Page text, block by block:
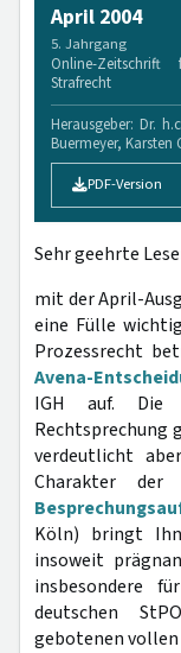
April 2004
5. Jahrgang
Online-
Strafrecht
Herausgeber: Dr.
Buermeyer, Karsten
PDF-Version
Sehr geehrte
mit der April-
eine Fülle
Prozessrecht
Avena-
IGH auf. Die
Rechtsprechung
verdeutlicht
Charakter der
Köln) bringt
insoweit
insbesondere
deutschen
gebotenen vollen